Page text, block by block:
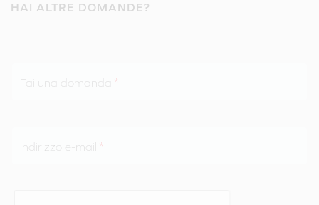
HAI ALTRE DOMANDE?
Fai una domanda
Indirizzo e-mail